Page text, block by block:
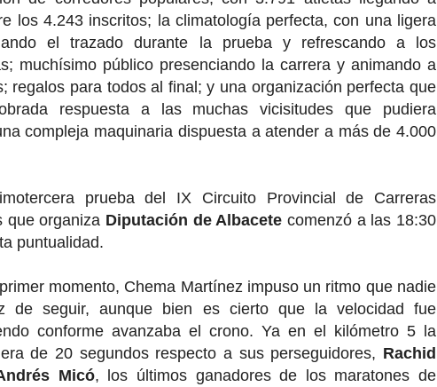
los 4.243 inscritos; la climatología perfecta, con una ligera
el trazado durante la prueba y refrescando a los
muchísimo público presenciando la carrera y animando a
regalos para todos al final; y una organización perfecta que
respuesta a las muchas vicisitudes que pudiera
compleja maquinaria dispuesta a atender a más de 4.000
prueba del IX Circuito Provincial de Carreras
que organiza Diputación de Albacete comenzó a las 18:30
puntualidad.
momento, Chema Martínez impuso un ritmo que nadie
de seguir, aunque bien es cierto que la velocidad fue
conforme avanzaba el crono. Ya en el kilómetro 5 la
de 20 segundos respecto a sus perseguidores, Rachid
Micó, los últimos ganadores de los maratones de